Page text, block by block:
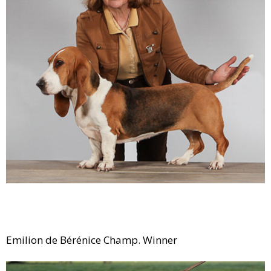
Emilion de Bérénice Champ. Winner